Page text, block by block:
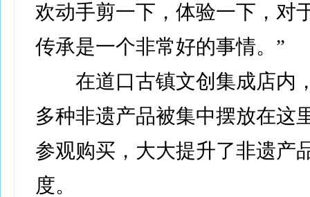
欢动手剪一下，体验一下，对
传承是一个非常好的事情。”
在道口古镇文创集成店内
多种非遗产品被集中摆放在这
参观购买，大大提升了非遗产
度。